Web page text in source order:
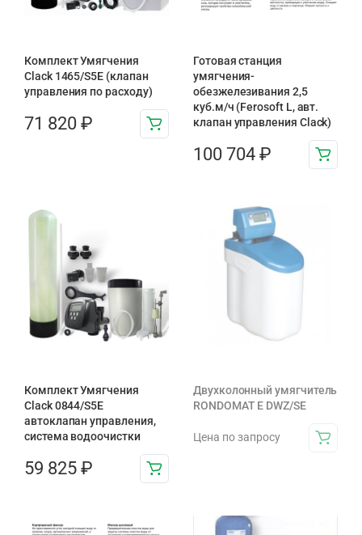
Комплект Умягчения
Clack 1465/S5E (клапан
управления по расходу)
71 820 ₽
Готовая станция
умягчения-
обезжелезивания 2,5
куб.м/ч (Ferosoft L, авт.
клапан управления Clack)
100 704 ₽
Комплект Умягчения
Clack 0844/S5E
автоклапан управления,
система водоочистки
59 825 ₽
Двухколонный умягчитель
RONDOMAT E DWZ/SE
Цена по запросу